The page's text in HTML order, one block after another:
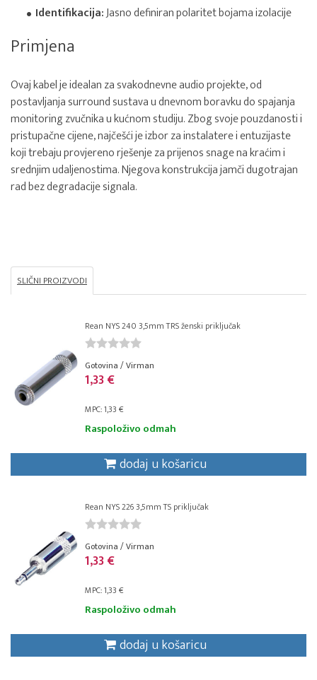
Identifikacija:Jasno definiran polaritet bojama izolacije
Primjena
Ovaj kabel je idealan za svakodnevne audio projekte, od
postavljanja surround sustava u dnevnom boravku do spajanja
monitoring zvučnika u kućnom studiju. Zbog svoje pouzdanosti i
pristupačne cijene, najčešći je izbor za instalatere i entuzijaste
koji trebaju provjereno rješenje za prijenos snage na kraćim i
srednjim udaljenostima. Njegova konstrukcija jamči dugotrajan
rad bez degradacije signala.
SLIČNI PROIZVODI
Rean NYS 240 3,5mm TRS ženski priključak
Gotovina / Virman
1,33 €
MPC: 1,33 €
Raspoloživo odmah
dodaj u košaricu
Rean NYS 226 3,5mm TS priključak
Gotovina / Virman
1,33 €
MPC: 1,33 €
Raspoloživo odmah
dodaj u košaricu